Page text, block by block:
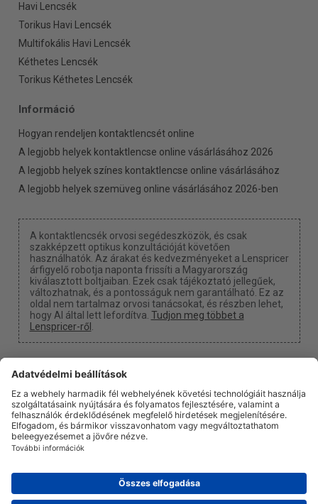
Havi Lencsék
Torikus Havi Lencsék
Multifokális Havi Lencsék
Kéthetes Lencsék
Torikus Kéthetes Lencsék
Információ
Hogyan rendeljen kontaktlencsét online
A legjobb helyek kontaktlencse online vásárlásához 2026
A legjobb helyek színes kontaktlencse online vásárlásához
A legjobb helyek szemüveg online vásárlásához 2026-ben
A kontaktlencsék orvosi segédeszközök, és csak
szakképzett optikus konzultációját követően
használhatók. Az árakat és kedvezményeket a Lenspricer
árfigyelő robotja naponta frissíti a Magyarország
kiválasztott boltjaiban. Ezek csak tájékoztató jellegűek,
változhatnak, és a pontosságuk nem garantálható. Ez az
oldal nem tartalmaz orvosi tanácsokat, és részben lehet,
hogy AI által lett lefordítva. Tudjon meg többet a
Lenspricer-ről .
Süti beállítások
Kapunk egy jutalékot, ha a linkjeinken keresztül vásárol
RólunkHírekInformációAdatvédelmi politikaJogi
info@lenspricer.hu